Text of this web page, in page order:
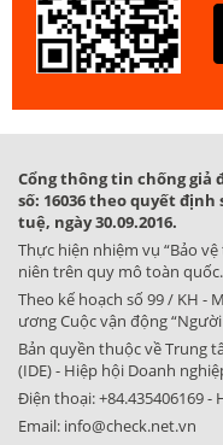
Cổng thông tin chống giả
số: 16036 theo quyết định
tuệ, ngày 30.09.2016.
Thực hiện nhiệm vụ “Bảo
niên trên quy mô toàn quốc.
Theo kế hoạch số 99 / KH -
ương Cuộc vận động
Bản quyền thuộc về Trung
(IDE) - Hiệp hội Doanh
Điện thoại:+84.435406169-
Email: info@check.net.vn